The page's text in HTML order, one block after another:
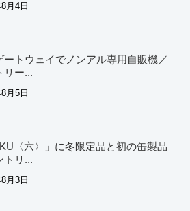
月4日
ートウェイでノンアル専用自販機／
リー...
月5日
〈六〉」に冬限定品と初の缶製品
トリ...
月3日